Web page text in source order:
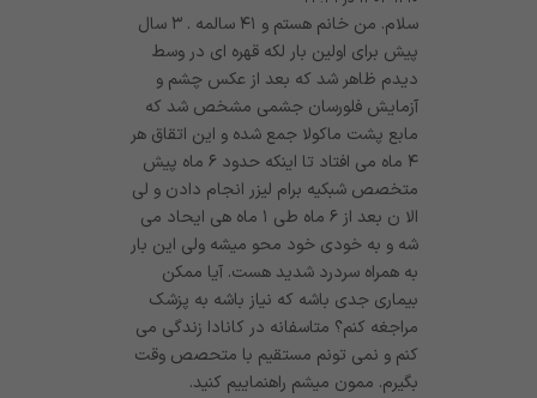
سلام. من خانم هستم و ۴۱ سالمه . ۳ سال
پیش برای اولین بار لکه قهره ای در وسط
دیدم ظاهر شد که بعد از عکس چشم و
آزمایش فلورسان جشمی مشخص شد که
مابع پشت ماکولا جمع شده و این اتقاق هر
۴ ماه می افتاد تا اینکه حدود ۶ ماه پیش
متخصص شبکیه برام لیزر انجام دادن و لی
الا ن بعد از ۶ ماه طی ۱ ماه هی ایحاد می
شه و به خودی خود محو میشه ولی این بار
به همراه سردرد شدید هست. آیا ممکن
بیماری جدی باشه که نیاز باشه به پزشک
مراجغه کنم؟ متاسفانه در کانادا زندگی می
کنم و نمی تونم مستقیم با متحصص وقت
بگیرم. ممون میشم راهنماییم کنید.